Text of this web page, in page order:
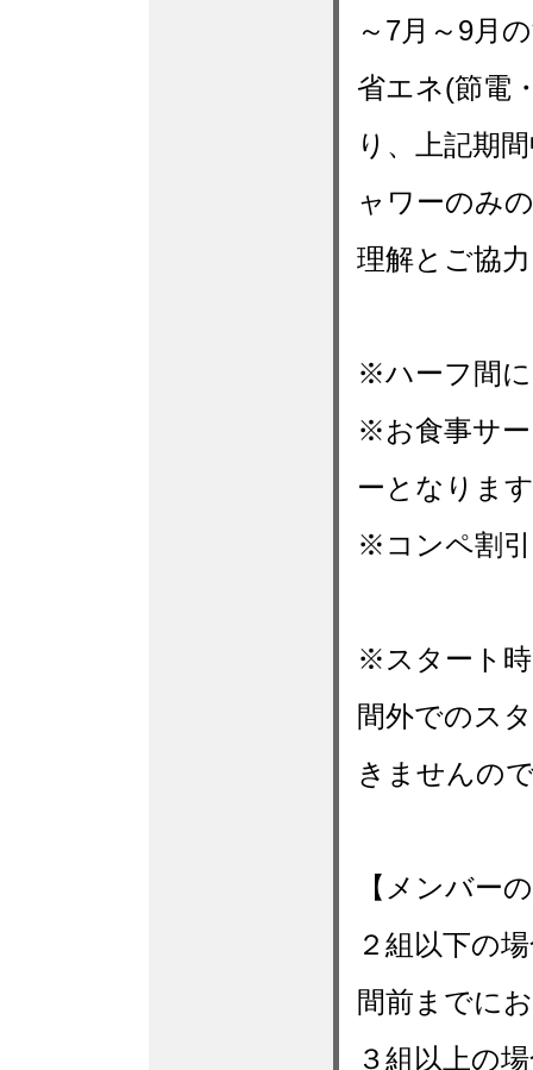
～7月～9月
省エネ(節電
り、上記期
ャワーのみ
理解とご協
※ハーフ間
※お食事サ
ーとなりま
※コンペ割
※スタート
間外でのス
きませんの
【メンバー
２組以下の
間前までに
３組以上の